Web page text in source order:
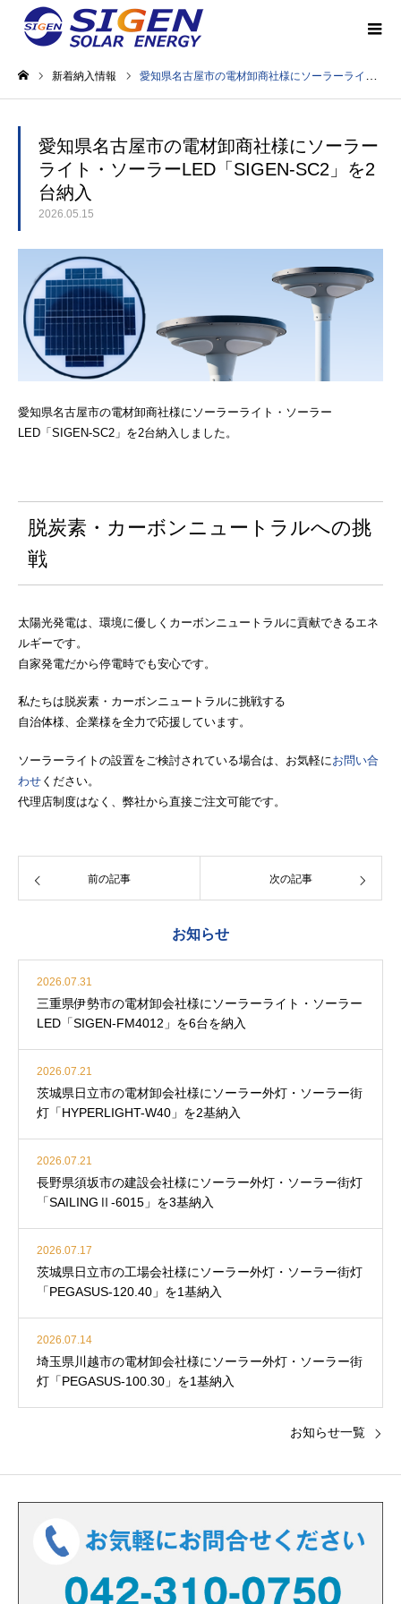
新着納入情報 愛知県名古屋市の電材卸商社様にソーラーライト・ソーラーLED「SIGEN-SC2」を2台納入
愛知県名古屋市の電材卸商社様にソーラー
ライト・ソーラーLED「SIGEN-SC2」を2
台納入
2026.05.15
愛知県名古屋市の電材卸商社様にソーラーライト・ソーラー
LED「SIGEN-SC2」を2台納入しました。
脱炭素・カーボンニュートラルへの挑
戦
太陽光発電は、環境に優しくカーボンニュートラルに貢献できるエネ
ルギーです。
自家発電だから停電時でも安心です。
私たちは脱炭素・カーボンニュートラルに挑戦する
自治体様、企業様を全力で応援しています。
ソーラーライトの設置をご検討されている場合は、お気軽にお問い合
わせ ください。
代理店制度はなく、弊社から直接ご注文可能です。
前の記事 次の記事
お知らせ
2026.07.31
三重県伊勢市の電材卸会社様にソーラーライト・ソーラー
LED「SIGEN-FM4012」を6台を納入
2026.07.21
茨城県日立市の電材卸会社様にソーラー外灯・ソーラー街
灯「HYPERLIGHT-W40」を2基納入
2026.07.21
長野県須坂市の建設会社様にソーラー外灯・ソーラー街灯
「SAILINGⅡ-6015」を3基納入
2026.07.17
茨城県日立市の工場会社様にソーラー外灯・ソーラー街灯
「PEGASUS-120.40」を1基納入
2026.07.14
埼玉県川越市の電材卸会社様にソーラー外灯・ソーラー街
灯「PEGASUS-100.30」を1基納入
お知らせ一覧